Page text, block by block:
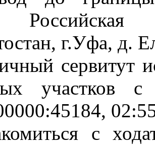
Российская
г.Уфа, д.
сервитут
участков
с